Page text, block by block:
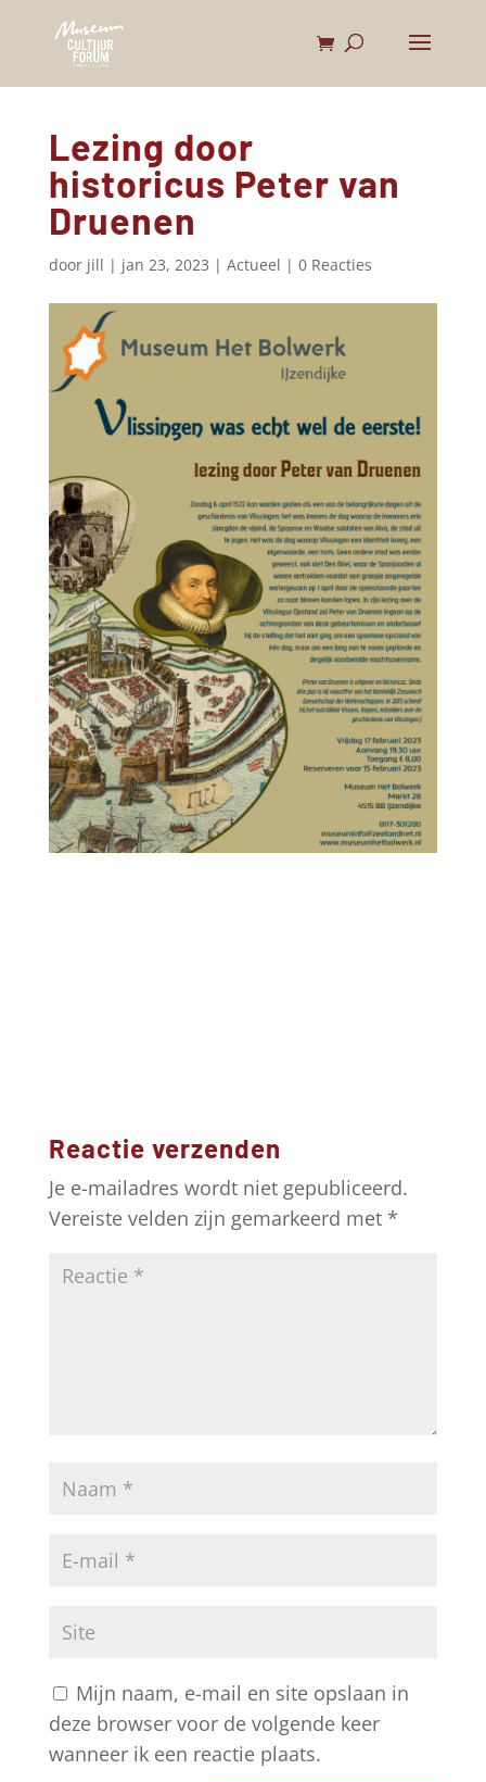
Lezing door
historicus Peter van
Druenen
door jill | jan 23, 2023 | Actueel | 0 Reacties
Reactie verzenden
Je e-mailadres wordt niet gepubliceerd.
Vereiste velden zijn gemarkeerd met *
Mijn naam, e-mail en site opslaan in
deze browser voor de volgende keer
wanneer ik een reactie plaats.